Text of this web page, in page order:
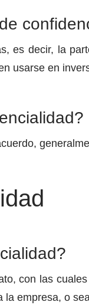
es decir, la
usarse en
con las
empresa, o